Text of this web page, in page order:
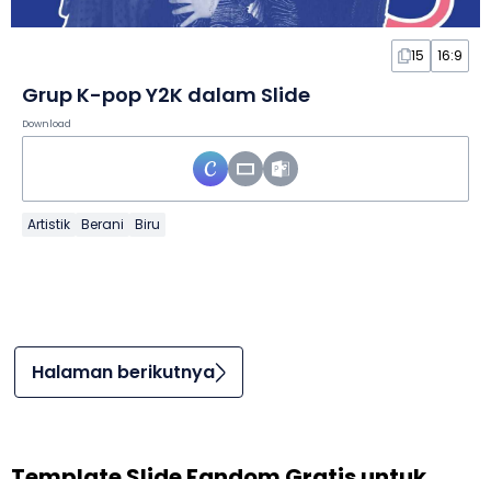
15 16:9
Grup K-pop Y2K dalam Slide
Download
Artistik Berani Biru
Halaman berikutnya